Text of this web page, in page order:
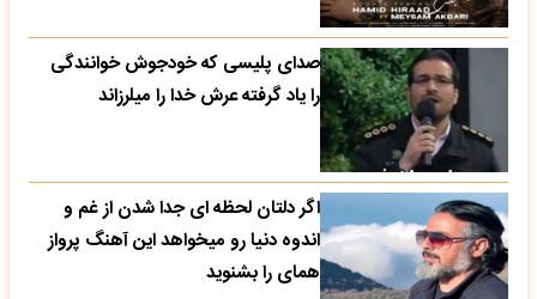
صدای پلیسی که خودجوش خوانندگی
را یاد گرفته عرش خدا را میلرزاند
اگر دلتان لحظه ای جدا شدن از غم و
اندوه دنیا رو میخواهد این آهنگ پرواز
همای را بشنوید